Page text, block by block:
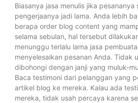
Biasanya jasa menulis jika pesananya
pengerjaanya jadi lama. Anda lebih
berapa order blog content yang
selama sebulan, hal tersebut
menunggu terlalu lama jasa
menyelesaikan pesanan Anda. Tidak
dibohongi dengan janji yang muluk-
Baca testimoni dari pelanggan yang
artikel blog ke mereka. Kalau ada
mereka, tidak usah percaya karena